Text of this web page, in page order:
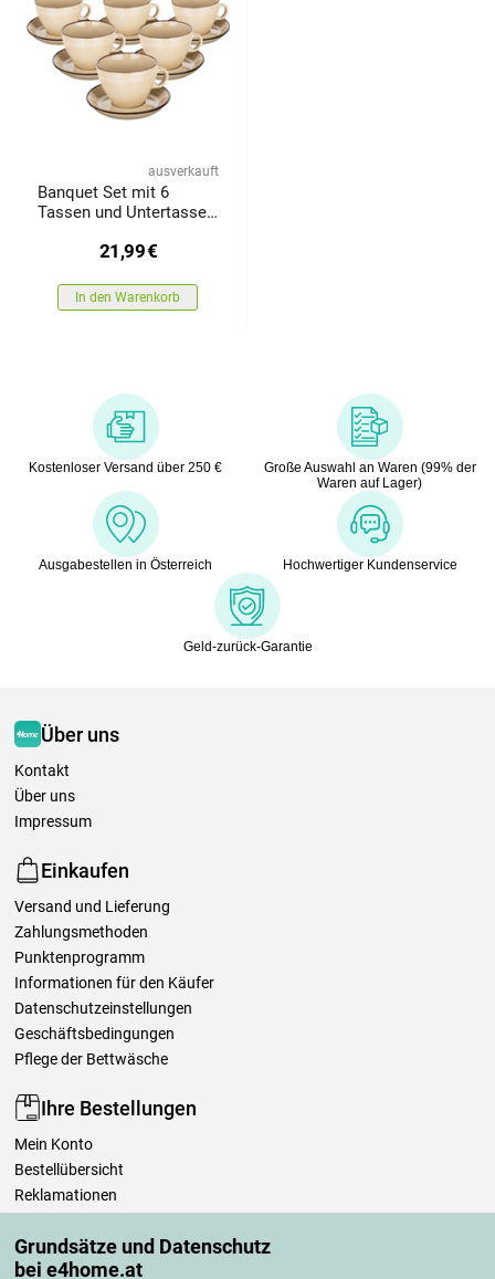
Grundsätze und Datenschutz
bei e4home.at
ausverkauft
Banquet Set mit 6
Tassen und Untertassen
cremefarben
21,99€
In den Warenkorb
Kostenloser Versand über 250 €
Große Auswahl an Waren (99% der
Waren auf Lager)
Ausgabestellen in Österreich Hochwertiger Kundenservice
Geld-zurück-Garantie
Über uns
Kontakt
Über uns
Impressum
Einkaufen
Versand und Lieferung
Zahlungsmethoden
Punktenprogramm
Informationen für den Käufer
Datenschutzeinstellungen
Geschäftsbedingungen
Pflege der Bettwäsche
Ihre Bestellungen
Mein Konto
Bestellübersicht
Reklamationen
Einfach mehr wissen
Richtlinien zur Verarbeitung von Bewertungen